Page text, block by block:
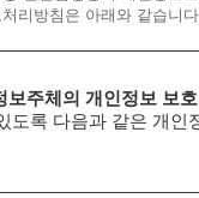
리방침은 아래와 같습니
주체의 개인정보 보
록 다음과 같은 개인